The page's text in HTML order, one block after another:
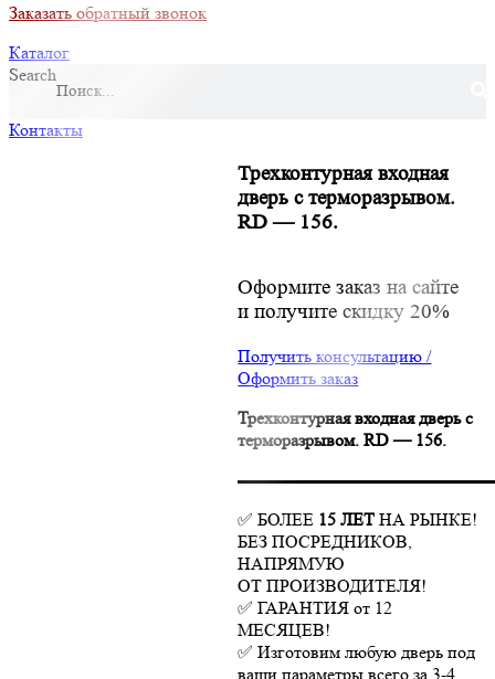
Заказать обратный звонок
Каталог
Search
Контакты
Трехконтурная входная
дверь с терморазрывом.
RD — 156.
Трехконтурная входная дверь с
терморазрывом. RD — 156.
✅ БОЛЕЕ 15 ЛЕТ НА РЫНКЕ!
БЕЗ ПОСРЕДНИКОВ,
НАПРЯМУЮ
ОТ ПРОИЗВОДИТЕЛЯ!
✅ ГАРАНТИЯ от 12
МЕСЯЦЕВ!
✅ Изготовим любую дверь под
ваши параметры всего за 3-4
Оформите заказ на сайте
и получите скидку 20%
Получить консультацию /
Оформить заказ